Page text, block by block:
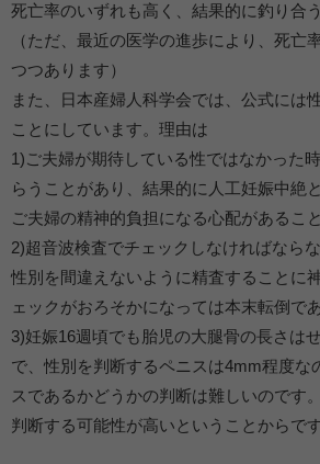
死亡率のいずれも高く、結果的に釣り合
（ただ、最近の医学の進歩により、死亡
つつあります）
また、日本産婦人科学会では、公式には
ことにしています。理由は
1)ご夫婦が期待している性ではなかった
らうことがあり、結果的に人工妊娠中絶
ご夫婦の精神的負担になる心配があること
2)超音波検査でチェックしなければなら
性別を間違えないように精査することに
ェックがおろそかになっては本末転倒で
3)妊娠16週頃でも胎児の大腿骨の長さは
で、性別を判断するペニスは4mm程度な
スであるかどうかの判断は難しいのです
判断する可能性が高いということからです